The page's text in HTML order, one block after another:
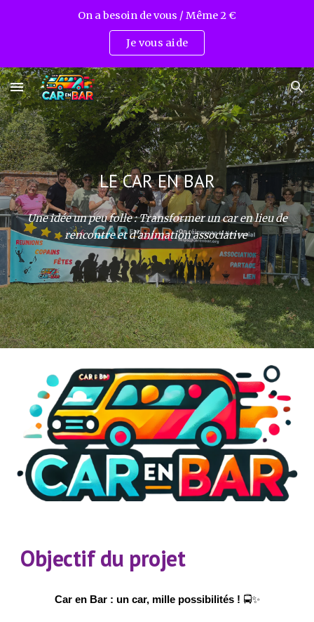
On a besoin de vous / Même 2 €
Je vous aide
LE CAR EN BAR
Une idée un peu folle : Transformer un car en lieu de
rencontre et d'animation associative
Objectif du projet
Car en Bar : un car, mille possibilités ! 🚍✨